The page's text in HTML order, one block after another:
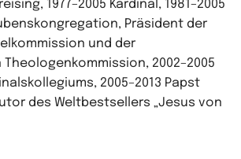
1977–2005 Kardinal, 1981–2005
Präsident der
und der
2002–2005
2005–2013 Papst
des Weltbestsellers „Jesus von